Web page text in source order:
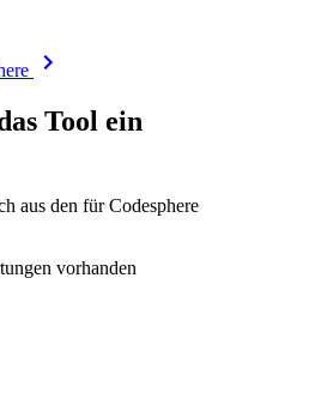
Tool ein
aus den für Codesphere
vorhanden